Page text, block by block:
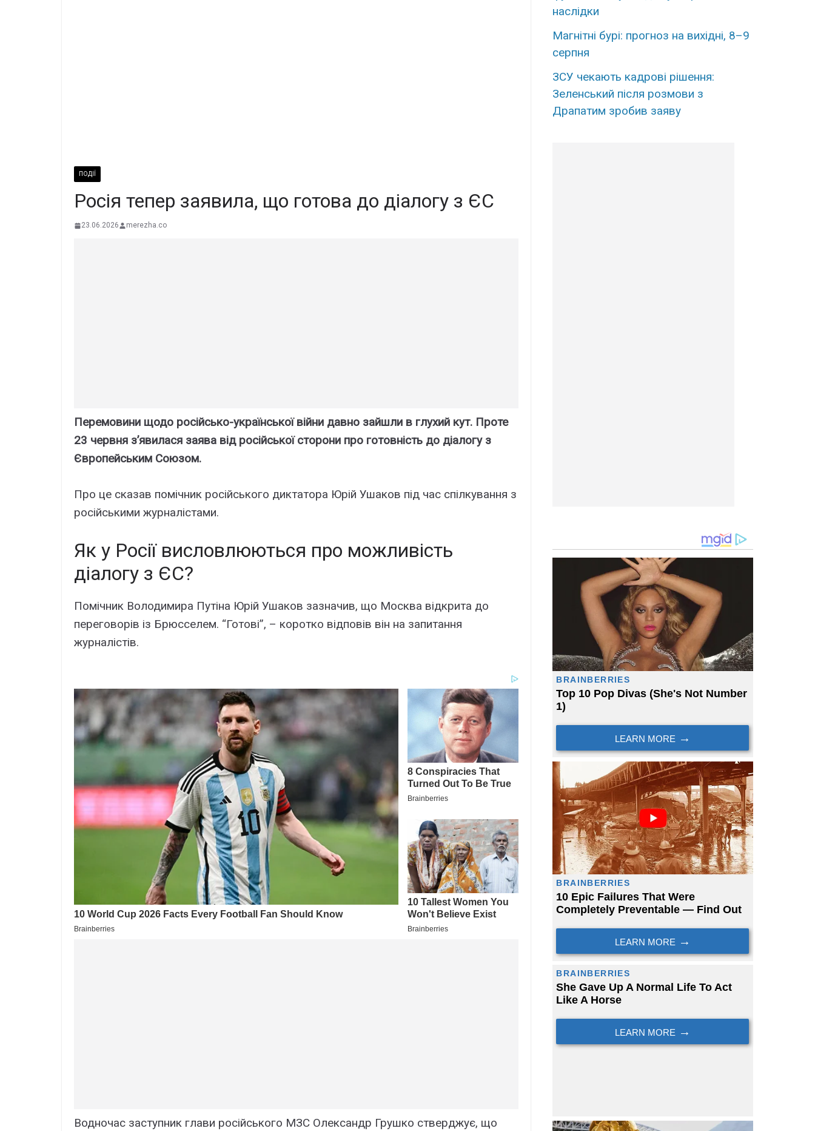
ПОДІЇ
Росія тепер заявила, що готова до діалогу з ЄС
23.06.2026 merezha.co
Перемовини щодо російсько-української війни давно зайшли в глухий кут. Проте
23 червня з’явилася заява від російської сторони про готовність до діалогу з
Європейським Союзом.
Про це сказав помічник російського диктатора Юрій Ушаков під час спілкування з
російськими журналістами.
Як у Росії висловлюються про можливість
діалогу з ЄС?
Помічник Володимира Путіна Юрій Ушаков зазначив, що Москва відкрита до
переговорів із Брюсселем. “Готові”, – коротко відповів він на запитання
журналістів.
Водночас заступник глави російського МЗС Олександр Грушко стверджує, що
наcлідки
Магнітні бурі: прогноз на вихідні, 8–9
серпня
ЗСУ чекають кадрові рішення:
Зеленський після розмови з
Драпатим зробив заяву